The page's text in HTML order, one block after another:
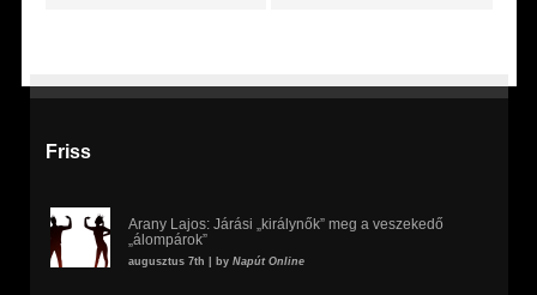
Friss
Arany Lajos: Járási „királynők” meg a veszekedő
„álompárok”
augusztus 7th | by Napút Online